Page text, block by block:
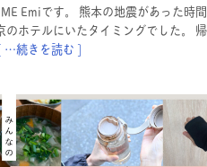
Emiです。 熊本の地震があった時
のホテルにいたタイミングでした。
…続きを読む ]